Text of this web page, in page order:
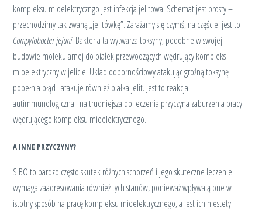
kompleksu mioelektryczngo jest infekcja jelitowa. Schemat jest prosty –
przechodzimy tak zwaną „jelitówkę”. Zarażamy się czymś, najczęściej jest to
Campylobacter jejuni. Bakteria ta wytwarza toksyny, podobne w swojej
budowie molekularnej do białek przewodzących wędrujący kompleks
mioelektryczny w jelicie. Układ odpornościowy atakując groźną toksynę
popełnia błąd i atakuje również białka jelit. Jest to reakcja
autimmunologiczna i najtrudniejsza do leczenia przyczyna zaburzenia pracy
wędrującego kompleksu mioelektrycznego.
A INNE PRZYCZYNY?
SIBO to bardzo często skutek różnych schorzeń i jego skuteczne leczenie
wymaga zaadresowania również tych stanów, ponieważ wpływają one w
istotny sposób na pracę kompleksu mioelektrycznego, a jest ich niestety